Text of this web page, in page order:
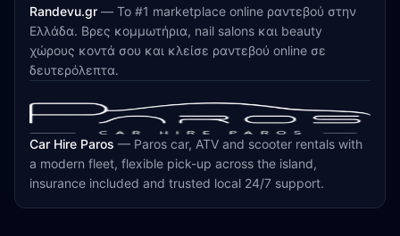
Randevu.gr — Το #1 marketplace online ραντεβού στην
Ελλάδα. Βρες κομμωτήρια, nail salons και beauty
χώρους κοντά σου και κλείσε ραντεβού online σε
δευτερόλεπτα.
Car Hire Paros — Paros car, ATV and scooter rentals with
a modern fleet, flexible pick-up across the island,
insurance included and trusted local 24/7 support.